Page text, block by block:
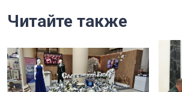
Читайте также